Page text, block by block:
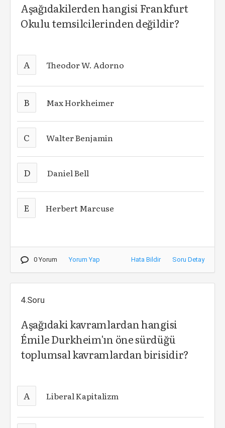
Aşağıdakilerden hangisi Frankfurt
Okulu temsilcilerinden değildir?
A Theodor W. Adorno
B Max Horkheimer
C Walter Benjamin
D Daniel Bell
E Herbert Marcuse
0 Yorum Yorum Yap Hata Bildir Soru Detay
4.Soru
Aşağıdaki kavramlardan hangisi
Émile Durkheim'ın öne sürdüğü
toplumsal kavramlardan birisidir?
A Liberal Kapitalizm